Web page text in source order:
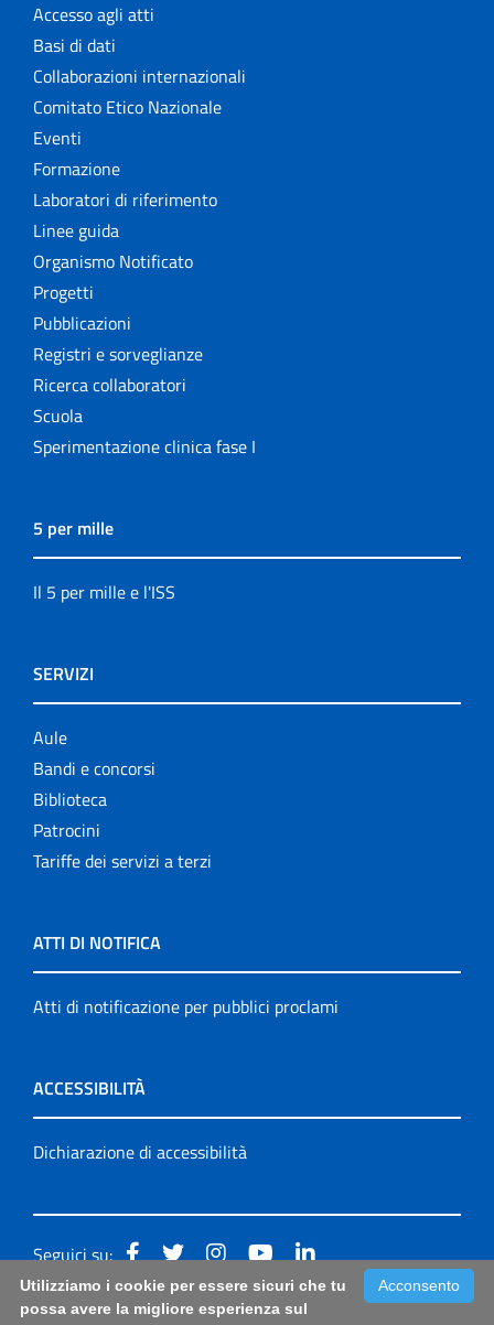
Accesso agli atti
Basi di dati
Collaborazioni internazionali
Comitato Etico Nazionale
Eventi
Formazione
Laboratori di riferimento
Linee guida
Organismo Notificato
Progetti
Pubblicazioni
Registri e sorveglianze
Ricerca collaboratori
Scuola
Sperimentazione clinica fase I
5 per mille
Il 5 per mille e l'ISS
SERVIZI
Aule
Bandi e concorsi
Biblioteca
Patrocini
Tariffe dei servizi a terzi
ATTI DI NOTIFICA
Atti di notificazione per pubblici proclami
ACCESSIBILITÀ
Dichiarazione di accessibilità
Seguici su:
Accessibilità: form di segnalazione di prima istanza per
Acconsento
Utilizziamo i cookie per essere sicuri che tu
possa avere la migliore esperienza sul